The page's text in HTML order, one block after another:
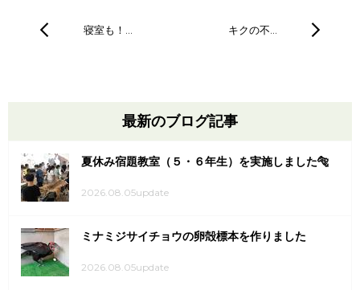
寝室も！… キクの不…
最新のブログ記事
夏休み宿題教室（５・６年生）を実施しました🐅
2026.08.05update
ミナミジサイチョウの卵殻標本を作りました
2026.08.05update